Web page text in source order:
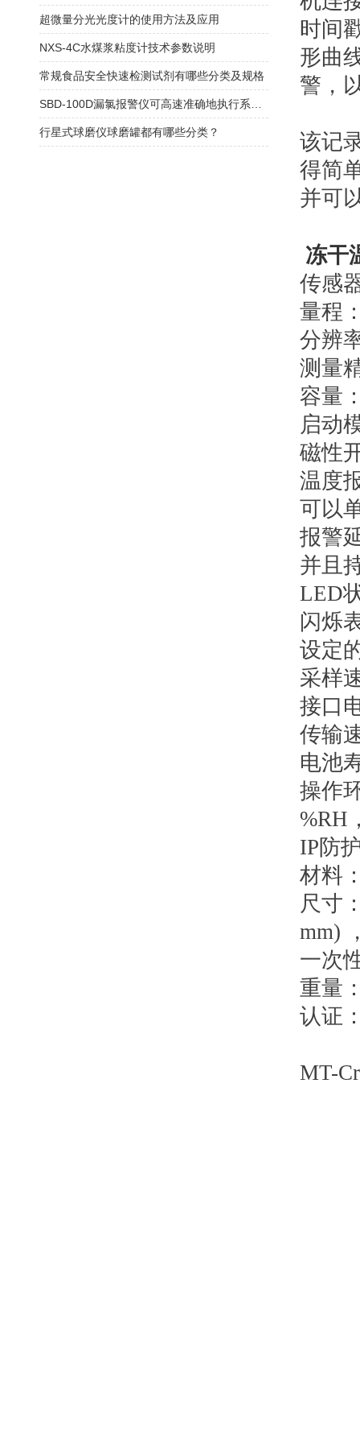
时间
形曲
警，
该记
得简
并可
冻干
传感
量程
分辨
测量
容量
启动
磁性
温度
可以
报警
并且
LED
闪烁
设定
采样
接口
传输
电池
操作
%RH
IP防
材料
尺寸
mm)
一次
重量
认证
MT-
超微量分光光度计的使用方法及应用
NXS-4C水煤浆粘度计技术参数说明
常规食品安全快速检测试剂有哪些分类及规格
行星式球磨仪球磨罐都有哪些分类？